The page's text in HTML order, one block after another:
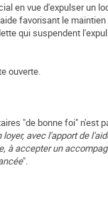
en vue d'expulser un
favorisant le
qui suspendent
ouverte.
"de bonne foi" n'est
avec l'apport de
accepter un
".